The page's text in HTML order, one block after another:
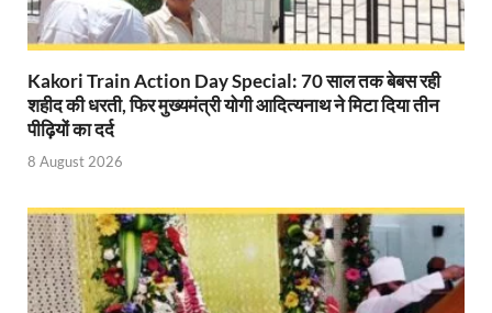
Modern Composite Sleepers: एआई की मदद से ट्रैक
Char Dham Yatra Action Plan: चारधाम यात्रा-
Ancient Manuscripts: वैश्विक मंच तक पहुंचेगा भारतीय
Big Blueprint for Bastar: बस्तर के लिए बड़ा ब्लूप्रिंट:
Bhartendu Natya Akadami: मुख्यमंत्री ने देखी ‘आनंद
Kakori Train Action Day Special: 70 साल तक बेबस रही
शहीद की धरती, फिर मुख्यमंत्री योगी आदित्यनाथ ने मिटा दिया तीन
पीढ़ियों का दर्द
8 August 2026